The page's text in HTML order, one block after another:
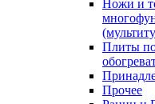
Ножи и
Плиты
Прочее